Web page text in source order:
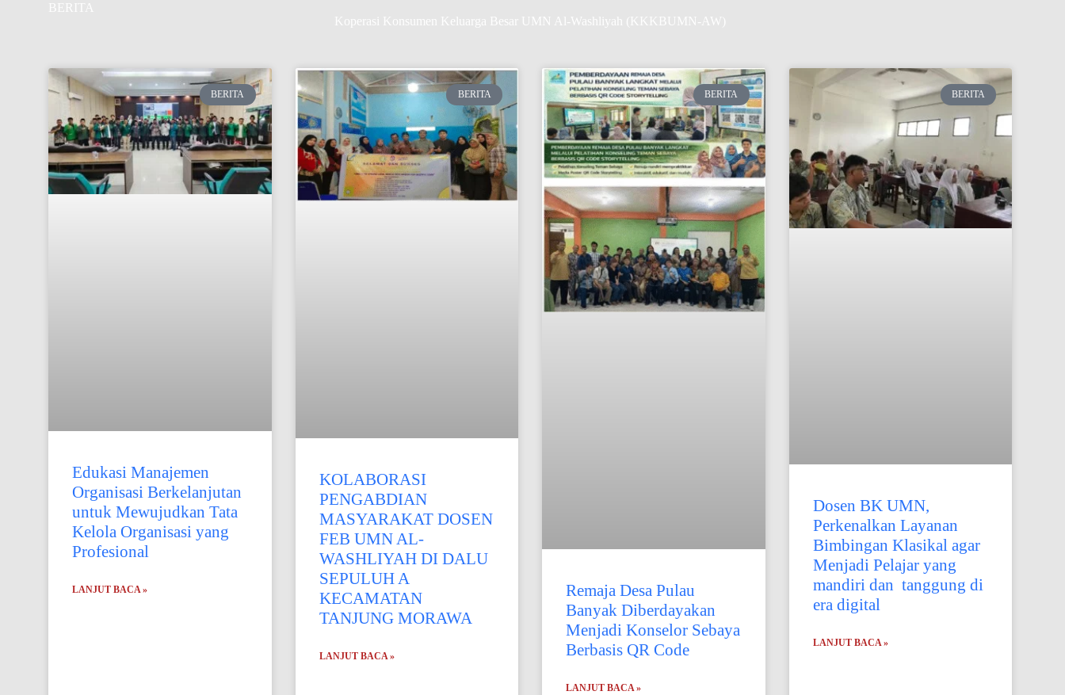
BERITA
Koperasi Konsumen Keluarga Besar UMN Al-Washliyah (KKKBUMN-AW)
BERITA
Edukasi Manajemen
Organisasi Berkelanjutan
untuk Mewujudkan Tata
Kelola Organisasi yang
Profesional
LANJUT BACA »
BERITA
KOLABORASI
PENGABDIAN
MASYARAKAT DOSEN
FEB UMN AL-
WASHLIYAH DI DALU
SEPULUH A
KECAMATAN
TANJUNG MORAWA
LANJUT BACA »
BERITA
Remaja Desa Pulau
Banyak Diberdayakan
Menjadi Konselor Sebaya
Berbasis QR Code
LANJUT BACA »
BERITA
Dosen BK UMN,
Perkenalkan Layanan
Bimbingan Klasikal agar
Menjadi Pelajar yang
mandiri dan tanggung di
era digital
LANJUT BACA »